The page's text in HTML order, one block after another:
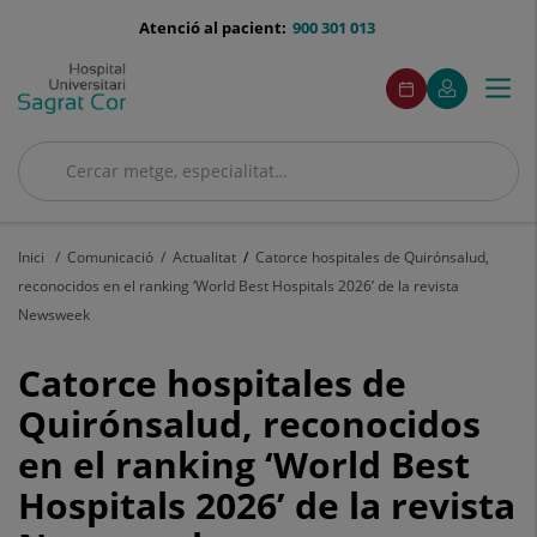
menu-
900 301 013
Atenció al pacient:
Cercar
Cercar
menuAcceso
Demaneu
cita
Aquest
enllaç
s'obrirà
una
El
meu
Aquest
enllaç
s'obrirà
una
finestra
Menú
Inici Comunicació Actualitat
Catorce hospitales de Quirónsalud,
reconocidos en el ranking ‘World Best Hospitals 2026’ de la revista
Newsweek
Catorce
hospitales
de
Quirónsalud,
Catorce hospitales de
Quirónsalud, reconocidos
en el ranking ‘World Best
Hospitals 2026’ de la revista